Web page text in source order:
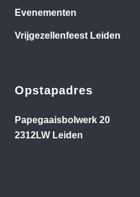
Evenementen
Vrijgezellenfeest Leiden
Opstapadres
Papegaaisbolwerk 20
2312LW Leiden